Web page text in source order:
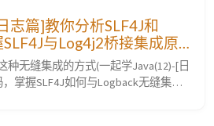
志篇]教你分析SLF4J和
与Log4j2桥接集成原
种无缝集成的方式(一起学Java(12)-[日
掌握SLF4J如何与Logback无缝集成